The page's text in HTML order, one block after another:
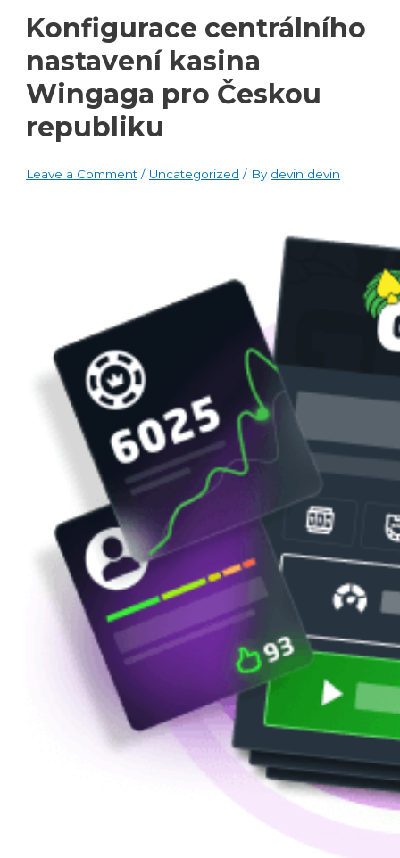
Konfigurace centrálního
nastavení kasina
Wingaga pro Českou
republiku
Leave a Comment / Uncategorized / By devin devin